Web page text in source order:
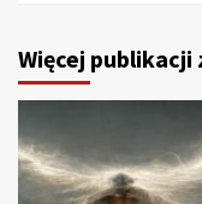
Więcej